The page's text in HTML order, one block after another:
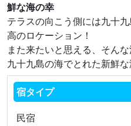
鮮な海の幸
テラスの向こう側には九十
高のロケーション！
また来たいと思える、そん
九十九島の海でとれた新鮮
宿タイプ
民宿